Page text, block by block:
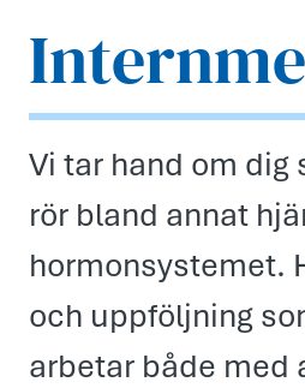
Vi tar hand om
rör bland annat
hormonsystemet.
och uppföljning
arbetar både med